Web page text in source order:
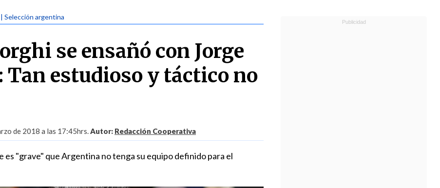
| Selección argentina
se ensañó con Jorge
Tan estudioso y táctico no
de 2018 a las 17:45hrs.Autor: Redacción Cooperativa
es "grave" que Argentina no tenga su equipo definido para el